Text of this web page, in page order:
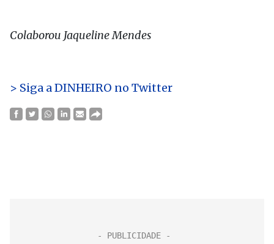
Colaborou Jaqueline Mendes
> Siga a DINHEIRO no Twitter